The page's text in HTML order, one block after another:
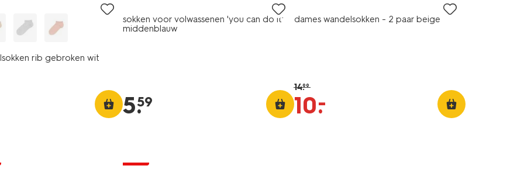
rib gebroken wit
sokken voor volwassenen 'you can do it'
middenblauw
5.
59
dames wandelsokken - 2 paar beige
14.99
10.
–